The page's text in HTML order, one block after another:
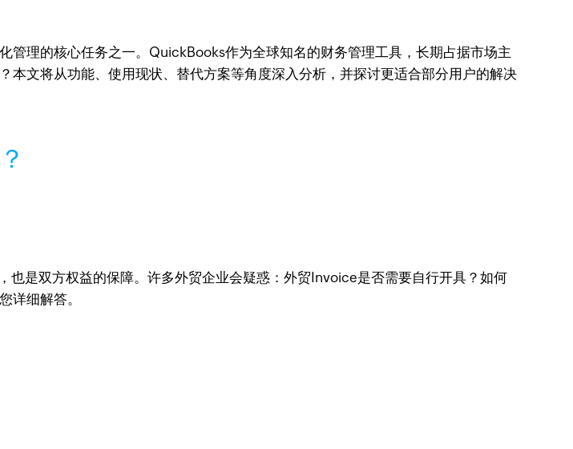
管理的核心任务之一。QuickBooks作为全球知名的财务管理工具，长期占据市场主
文将从功能、使用现状、替代方案等角度深入分析，并探讨更适合部分用户的解决
是双方权益的保障。许多外贸企业会疑惑：外贸Invoice是否需要自行开具？如何
详细解答。